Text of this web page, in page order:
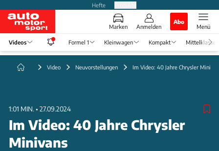
Hefte
Marken Anmelden
Abo
Menü
Videos Formel 1 Kleinwagen Kompakt Mittelklasse
Video Neuvorstellungen Im Video: 40 Jahre Chrysler
1:01 MIN. • 27.09.2024
Im Video: 40 Jahre Chrysler
Minivans